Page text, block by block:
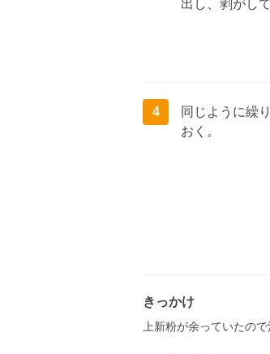
出し、剥がし
4
同じように繰
おく。
きっかけ
上新粉が余っていたので